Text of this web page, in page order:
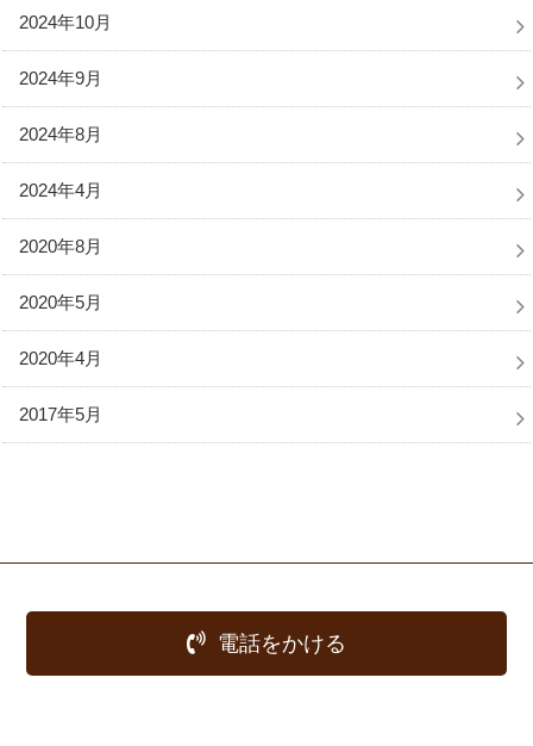
2024年10月
2024年9月
2024年8月
2024年4月
2020年8月
2020年5月
2020年4月
2017年5月
電話をかける